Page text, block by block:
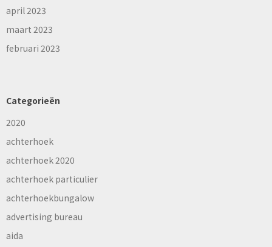
april 2023
maart 2023
februari 2023
Categorieën
2020
achterhoek
achterhoek 2020
achterhoek particulier
achterhoekbungalow
advertising bureau
aida